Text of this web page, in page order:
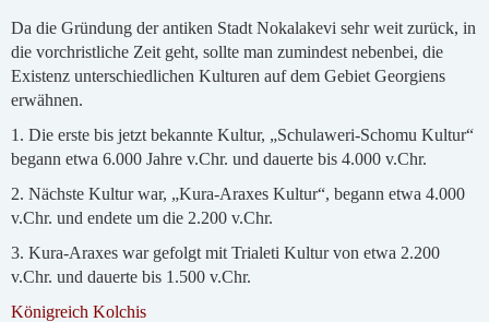
Da die Gründung der antiken Stadt Nokalakevi sehr weit zurück, in
die vorchristliche Zeit geht, sollte man zumindest nebenbei, die
Existenz unterschiedlichen Kulturen auf dem Gebiet Georgiens
erwähnen.
1. Die erste bis jetzt bekannte Kultur, „Schulaweri-Schomu Kultur“
begann etwa 6.000 Jahre v.Chr. und dauerte bis 4.000 v.Chr.
2. Nächste Kultur war, „Kura-Araxes Kultur“, begann etwa 4.000
v.Chr. und endete um die 2.200 v.Chr.
3. Kura-Araxes war gefolgt mit Trialeti Kultur von etwa 2.200
v.Chr. und dauerte bis 1.500 v.Chr.
Königreich Kolchis